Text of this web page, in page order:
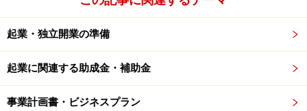
それでは、どうやって計画を立てたらよいのか？ 次ペ
ージへ続きます＞＞
い。
起業・独立開業の準備
起業に関連する助成金・補助金
事業計画書・ビジネスプラン